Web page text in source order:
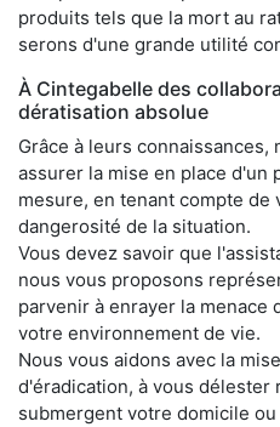
produits tels que la mort au
serons d'une grande utilité
À Cintegabelle des
dératisation absolue
Grâce à leurs
assurer la mise en place d'un
mesure, en tenant compte de
dangerosité de la situation.
Vous devez savoir que
nous vous proposons
parvenir à enrayer la menace
votre environnement de vie.
Nous vous aidons avec la
d'éradication, à vous
submergent votre domicile